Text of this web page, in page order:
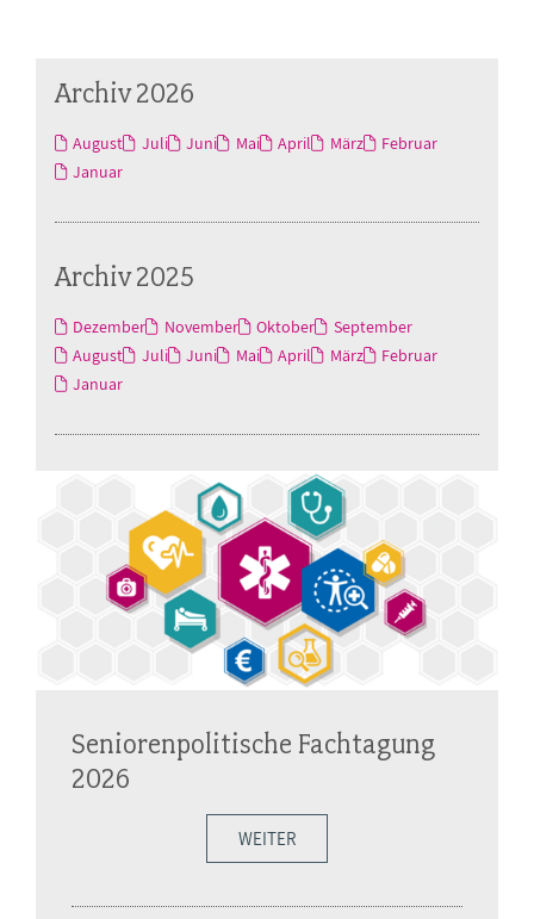
Archiv 2026
August Juli Juni Mai April März
Februar
Januar
Archiv 2025
Dezember November Oktober
September
August
Juli Juni Mai April März
Februar
Januar
Seniorenpolitische Fachtagung
2026
WEITER